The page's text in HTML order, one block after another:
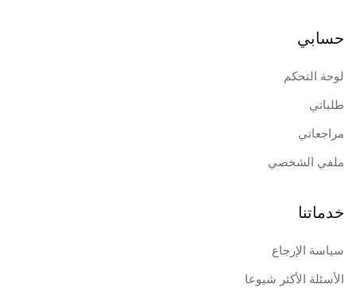
حسابي
لوحة التحكم
طلباتي
مراجعاتي
ملفي الشخصي
خدماتنا
سياسة الإرجاع
الأسئلة الأكثر شيوعا